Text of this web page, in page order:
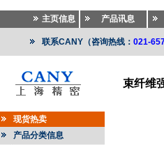
主页信息 产品讯息
联系CANY（咨询热线： 021-
束纤维
现货热卖
产品分类信息